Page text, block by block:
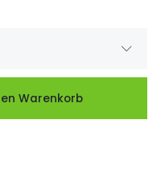
99,00 CHF
Warenkorb